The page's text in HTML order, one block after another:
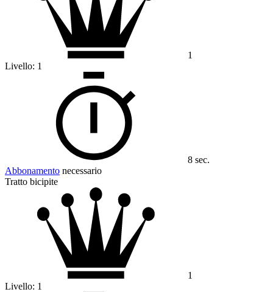
1
Livello: 1
8 sec.
Abbonamento necessario
Tratto bicipite
1
Livello: 1